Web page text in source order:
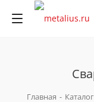
Главная - Каталог